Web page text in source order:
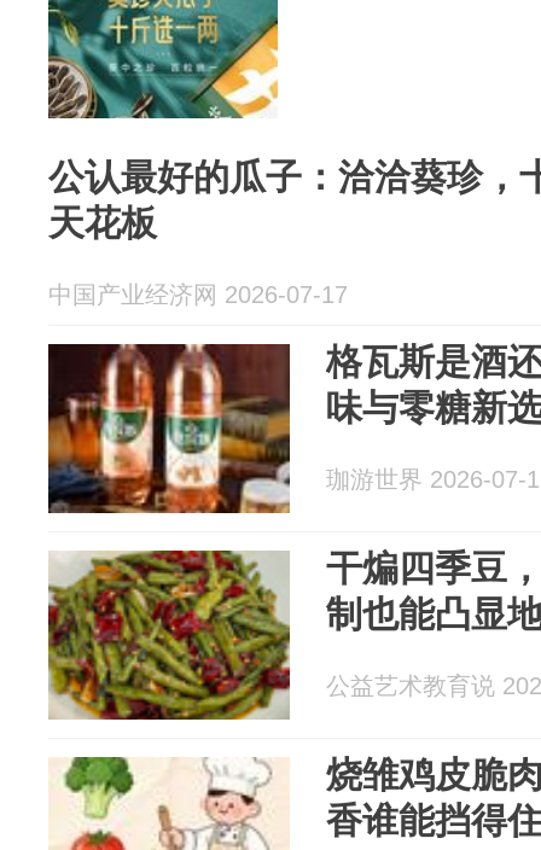
公认最好的瓜子：洽洽葵珍，
天花板
中国产业经济网 2026-07-17
格瓦斯是酒
味与零糖新
珈游世界 2026-07-
干煸四季豆
制也能凸显
公益艺术教育说
烧雏鸡皮脆
香谁能挡得